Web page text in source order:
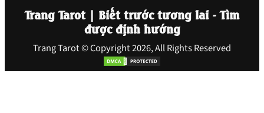
Trang Tarot | Biết trước tương lai - Tìm
được định hướng
Trang Tarot © Copyright 2026, All Rights Reserved